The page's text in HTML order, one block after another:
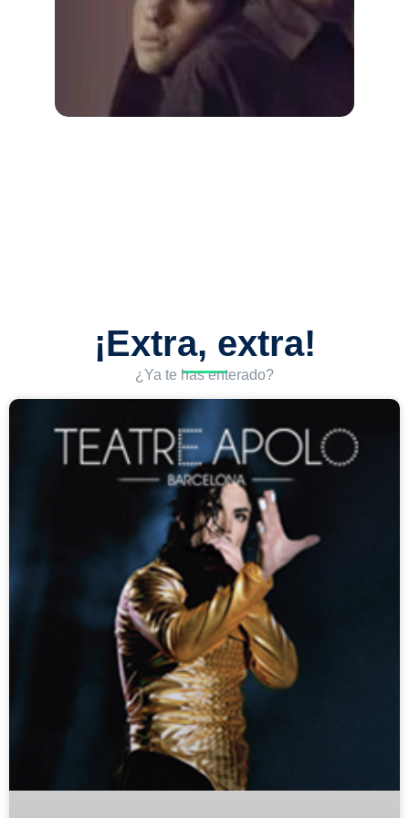
¡Extra, extra!
¿Ya te has enterado?